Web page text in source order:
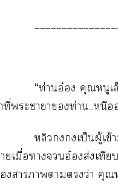
“ท่านอ๋อง คุณหนู
ที่ะาาท่าน...หนี
หลิวเป็นผู้เข้
ยเมื่อาอ๋องส่งเที
งาาาว่า คุณ